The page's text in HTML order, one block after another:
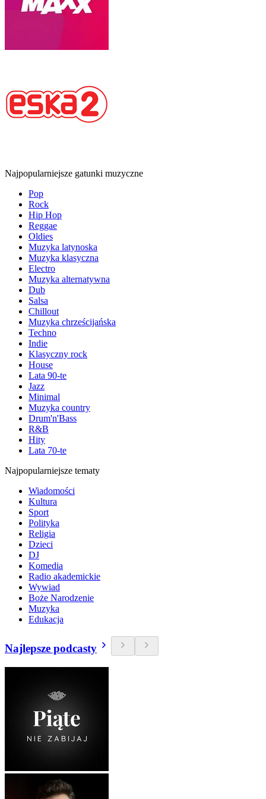
Najpopularniejsze gatunki muzyczne
Pop
Rock
Hip Hop
Reggae
Oldies
Muzyka latynoska
Muzyka klasyczna
Electro
Muzyka alternatywna
Dub
Salsa
Chillout
Muzyka chrześcijańska
Techno
Indie
Klasyczny rock
House
Lata 90-te
Jazz
Minimal
Muzyka country
Drum'n'Bass
R&B
Hity
Lata 70-te
Najpopularniejsze tematy
Wiadomości
Kultura
Sport
Polityka
Religia
Dzieci
DJ
Komedia
Radio akademickie
Wywiad
Boże Narodzenie
Muzyka
Edukacja
Najlepsze podcasty